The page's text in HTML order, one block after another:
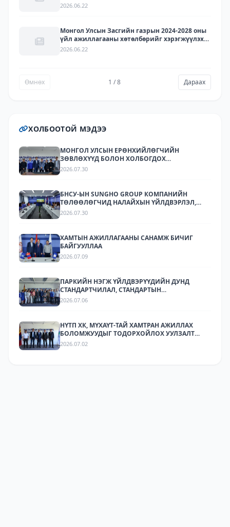
2026.06.22
Монгол Улсын Засгийн газрын 2024-2028 оны
үйл ажиллагааны хөтөлбөрийг хэрэгжүүлэх
арга хэмжээний төлөвлөгөөний хэрэгжилт -
2026.06.22
Өмнөх 1 / 8 Дараах
ХОЛБООТОЙ МЭДЭЭ
МОНГОЛ УЛСЫН ЕРӨНХИЙЛӨГЧИЙН
ЗӨВЛӨХҮҮД БОЛОН ХОЛБОГДОХ
БАЙГУУЛЛАГУУДЫН ТӨЛӨӨЛӨЛ НАЛАЙХЫН
2026.07.30
БНСУ-ЫН SUNGHO GROUP КОМПАНИЙН
ТӨЛӨӨЛӨГЧИД НАЛАЙХЫН ҮЙЛДВЭРЛЭЛ,
ТЕХНОЛОГИЙН ПАРКТ АЖИЛЛАЛАА.
2026.07.30
ХАМТЫН АЖИЛЛАГААНЫ САНАМЖ БИЧИГ
БАЙГУУЛЛАА
2026.07.09
ПАРКИЙН НЭГЖ ҮЙЛДВЭРҮҮДИЙН ДУНД
СТАНДАРТЧИЛАЛ, СТАНДАРТЫН
ХЭРЭГЖИЛТИЙН ТАЛААР СУРГАЛТ,
2026.07.06
НҮТП ХК, МҮХАҮТ-ТАЙ ХАМТРАН АЖИЛЛАХ
БОЛОМЖУУДЫГ ТОДОРХОЙЛОХ УУЛЗАЛТ
ЗОХИОН БАЙГУУЛАГДЛАА.
2026.07.02